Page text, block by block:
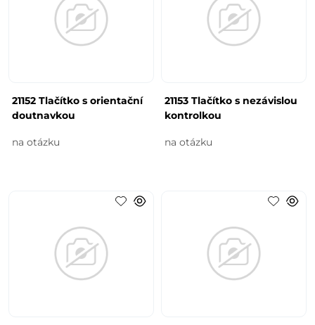
21152 Tlačítko s orientační
doutnavkou
na otázku
21153 Tlačítko s nezávislou
kontrolkou
na otázku